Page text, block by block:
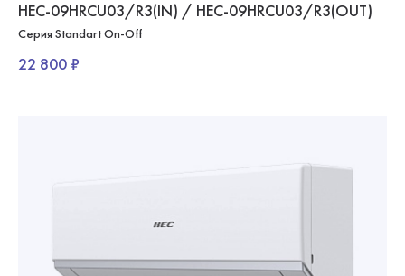
HEC-09HRCU03/R3(IN) / HEC-09HRCU03/R3(OUT)
Серия Standart On-Off
22 800 ₽